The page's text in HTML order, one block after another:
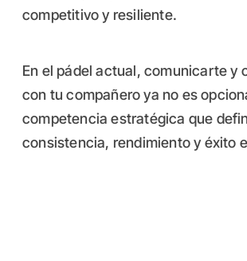
competitivo y resiliente.
En el pádel actual, comunicarte y
con tu compañero ya no es
competencia estratégica que
consistencia, rendimiento y éxito